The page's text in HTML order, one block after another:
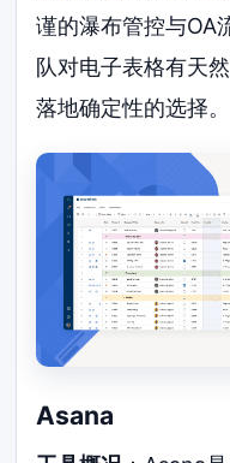
谨的瀑布管控与OA
队对电子表格有天
落地确定性的选择。
Asana